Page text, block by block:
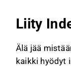
Liity
Älä jää
kaikki hyödyt